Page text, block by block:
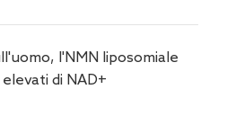
l'NMN liposomiale
di NAD+